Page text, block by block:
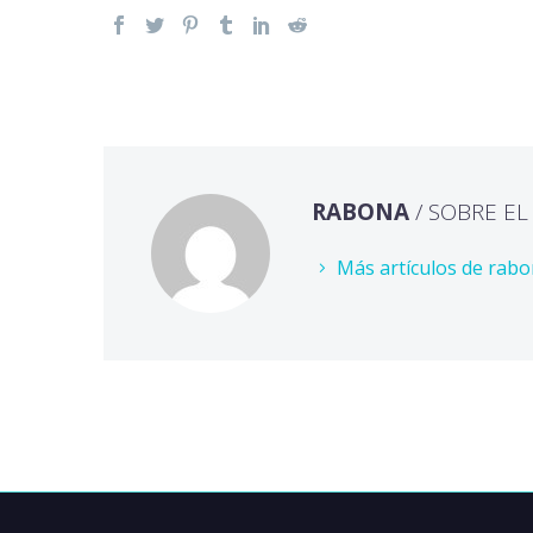
RABONA/ SOBRE
Más artículos de